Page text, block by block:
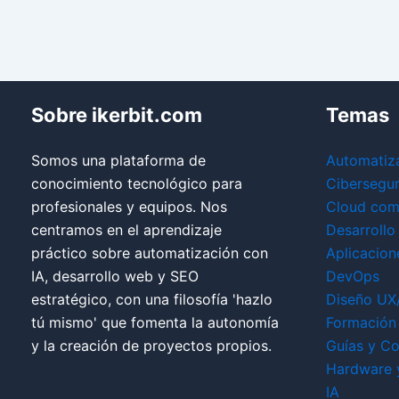
Sobre ikerbit.com
Somos una plataforma de
conocimiento tecnológico para
profesionales y equipos. Nos
centramos en el aprendizaje
práctico sobre automatización con
IA, desarrollo web y SEO
estratégico, con una filosofía 'hazlo
tú mismo' que fomenta la autonomía
y la creación de proyectos propios.
Temas
Cloud
DevOps
Diseño
Guías y
Hardware
IA